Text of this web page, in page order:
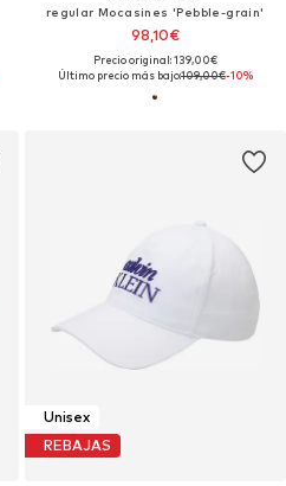
regular Mocasines 'Pebble-grain'
98,10€
Precio original: 139,00€
Último precio más bajo:109,00€-10%
Unisex
REBAJAS